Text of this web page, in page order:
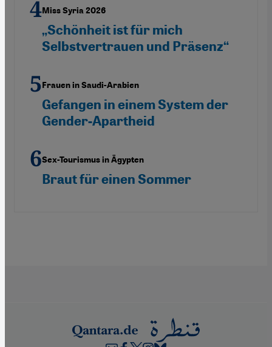
Miss Syria 2026
„Schönheit ist für mich
Selbstvertrauen und Präsenz“
Frauen in Saudi-Arabien
Gefangen in einem System der
Gender-Apartheid
Sex-Tourismus in Ägypten
Braut für einen Sommer